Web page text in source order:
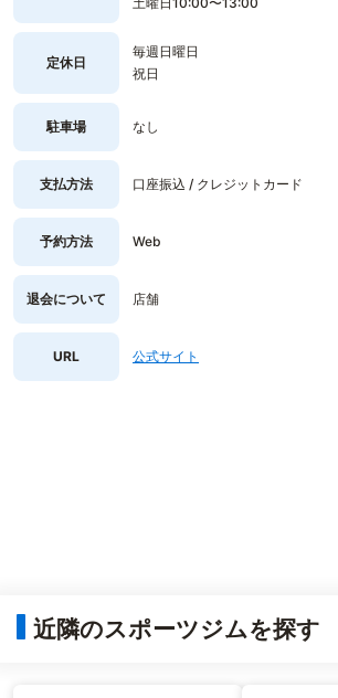
定休日
毎週日曜日
祝日
駐車場 なし
支払方法 口座振込 / クレジットカード
予約方法 Web
退会について 店舗
URL 公式サイト
近隣のスポーツジムを探す